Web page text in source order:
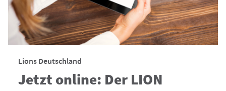
Lions Deutschland
Jetzt online: Der LION